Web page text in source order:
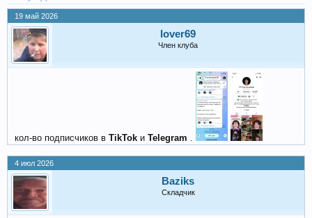
19 май 2026
lover69
Член клуба
кол-во подписчиков в TikTok и Telegram
4 июл 2026
Baziks
Складчик